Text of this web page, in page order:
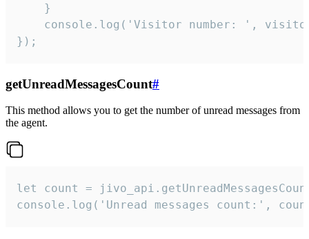
    }
console.log('Visitor number: ',
});
getUnreadMessagesCount#
This method allows you to get the number of unread messages from
the agent.
let count =
console.log('Unread messages count:',